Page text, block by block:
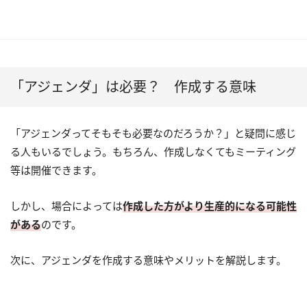
「アジェンダ」は必要？ 作成する意味
「アジェンダってそもそも必要なのだろうか？」と疑問に感じ
る人もいるでしょう。もちろん、作成しなくてもミーティング
等は開催できます。
しかし、場合によっては作成した方がより生産的になる可能性
があるのです。
次に、アジェンダを作成する意味やメリットを解説します。